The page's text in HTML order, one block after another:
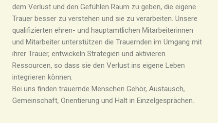
dem Verlust und den Gefühlen Raum zu geben, die eigene
Trauer besser zu verstehen und sie zu verarbeiten. Unsere
qualifizierten ehren- und hauptamtlichen Mitarbeiterinnen
und Mitarbeiter unterstützen die Trauernden im Umgang mit
ihrer Trauer, entwickeln Strategien und aktivieren
Ressourcen, so dass sie den Verlust ins eigene Leben
integrieren können.
Bei uns finden trauernde Menschen Gehör, Austausch,
Gemeinschaft, Orientierung und Halt in Einzelgesprächen.